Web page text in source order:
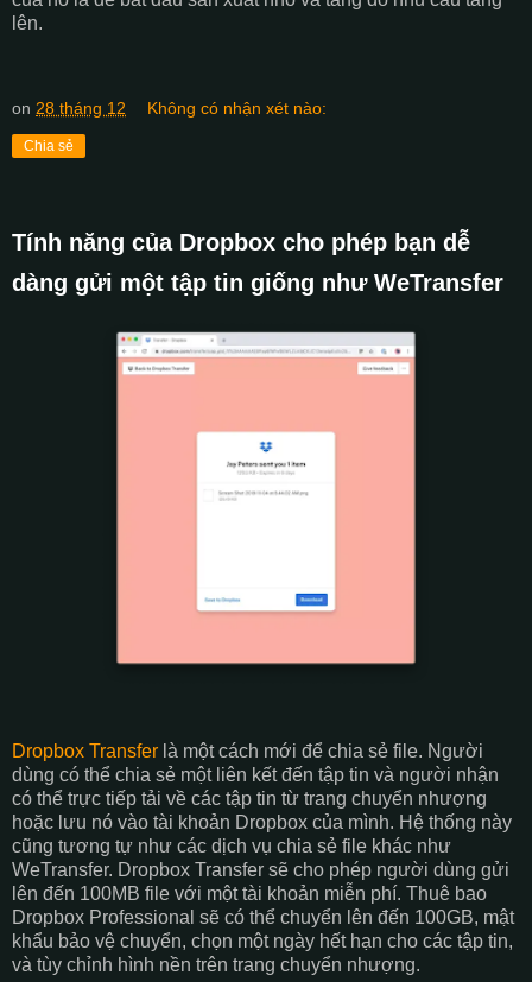
lên.
on 28 tháng 12 Không có nhận xét nào:
Chia sẻ
Tính năng của Dropbox cho phép bạn dễ
dàng gửi một tập tin giống như WeTransfer
Dropbox Transfer là một cách mới để chia sẻ file. Người
dùng có thể chia sẻ một liên kết đến tập tin và người nhận
có thể trực tiếp tải về các tập tin từ trang chuyển nhượng
hoặc lưu nó vào tài khoản Dropbox của mình. Hệ thống này
cũng tương tự như các dịch vụ chia sẻ file khác như
WeTransfer. Dropbox Transfer sẽ cho phép người dùng gửi
lên đến 100MB file với một tài khoản miễn phí. Thuê bao
Dropbox Professional sẽ có thể chuyển lên đến 100GB, mật
khẩu bảo vệ chuyển, chọn một ngày hết hạn cho các tập tin,
và tùy chỉnh hình nền trên trang chuyển nhượng.